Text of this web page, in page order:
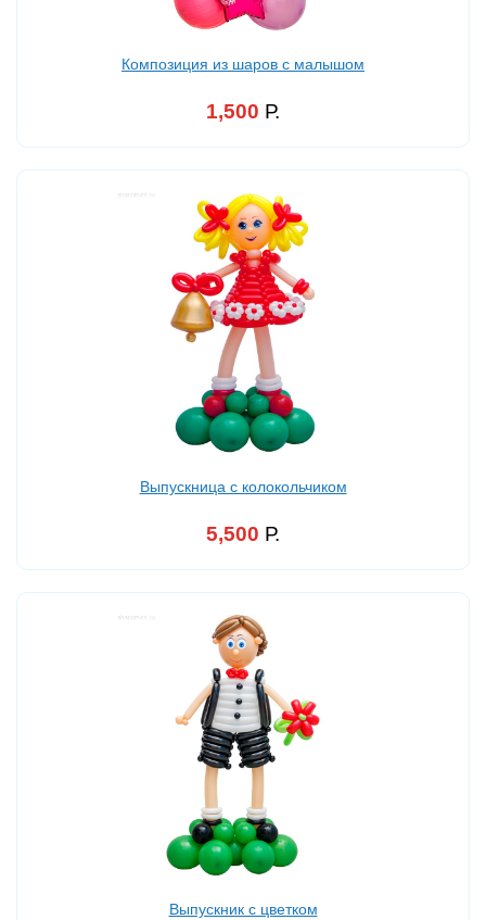
Композиция из шаров с малышом
1,500 Р.
Выпускница с колокольчиком
5,500 Р.
Выпускник с цветком